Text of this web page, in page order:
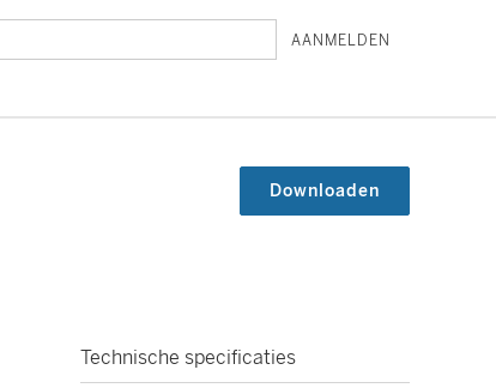
AANMELDEN
Downloaden
Technische specificaties